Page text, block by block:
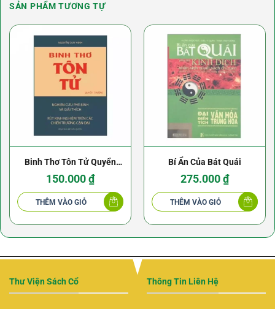
SẢN PHẨM TƯƠNG TỰ
Binh Thơ Tôn Tử Quyển
Thượng – Nguyễn Duy
Hinh – NXB Khai Trí 1973
150.000₫
THÊM VÀO GIỎ
Bí Ẩn Của Bát Quái
275.000₫
THÊM VÀO GIỎ
Thư Viện Sách Cổ Thông Tin Liên Hệ